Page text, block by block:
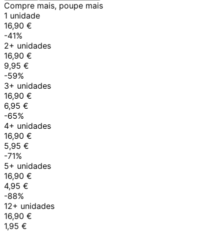
Compre mais, poupe mais
1 unidade
16,90 €
-41%
2+ unidades
16,90 €
9,95 €
-59%
3+ unidades
16,90 €
6,95 €
-65%
4+ unidades
16,90 €
5,95 €
-71%
5+ unidades
16,90 €
4,95 €
-88%
12+ unidades
16,90 €
1,95 €